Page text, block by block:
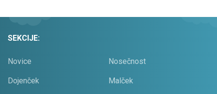
SEKCIJE:
Novice Nosečnost
Dojenček Malček